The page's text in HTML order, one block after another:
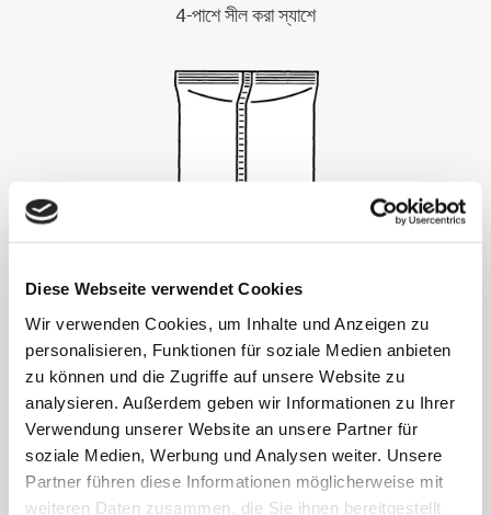
Diese Webseite verwendet Cookies
Wir verwenden Cookies, um Inhalte und Anzeigen zu
personalisieren, Funktionen für soziale Medien anbieten
zu können und die Zugriffe auf unsere Website zu
analysieren. Außerdem geben wir Informationen zu Ihrer
Verwendung unserer Website an unsere Partner für
soziale Medien, Werbung und Analysen weiter. Unsere
Partner führen diese Informationen möglicherweise mit
weiteren Daten zusammen, die Sie ihnen bereitgestellt
4-পাশে সীল করা স্যাশে
পাউচ